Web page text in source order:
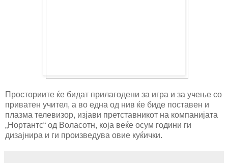
Просториите ќе бидат прилагодени за игра и за учење со
приватен учител, а во една од нив ќе биде поставен и
плазма телевизор, изјави претставникот на компанијата
„Нортантс“ од Воласотн, која веќе осум години ги
дизајнира и ги произведува овие куќички.